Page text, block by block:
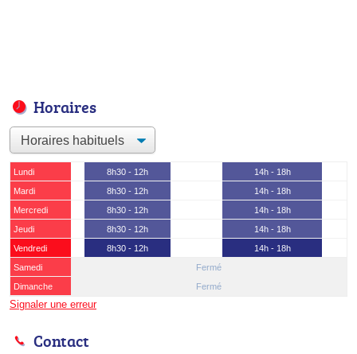
Horaires
Lundi 8h30 - 12h
14h - 18h
Mardi
8h30 - 12h
14h - 18h
Mercredi
8h30 - 12h
14h - 18h
Jeudi
8h30 - 12h
14h - 18h
Vendredi
8h30 - 12h
14h - 18h
Samedi
Fermé
Dimanche
Fermé
Signaler une erreur
Contact